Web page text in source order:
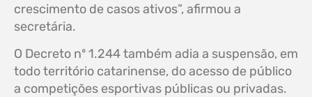
crescimento de casos ativos”, afirmou a
secretária.
O Decreto nº 1.244 também adia a suspensão, em
todo território catarinense, do acesso de público
a competições esportivas públicas ou privadas.